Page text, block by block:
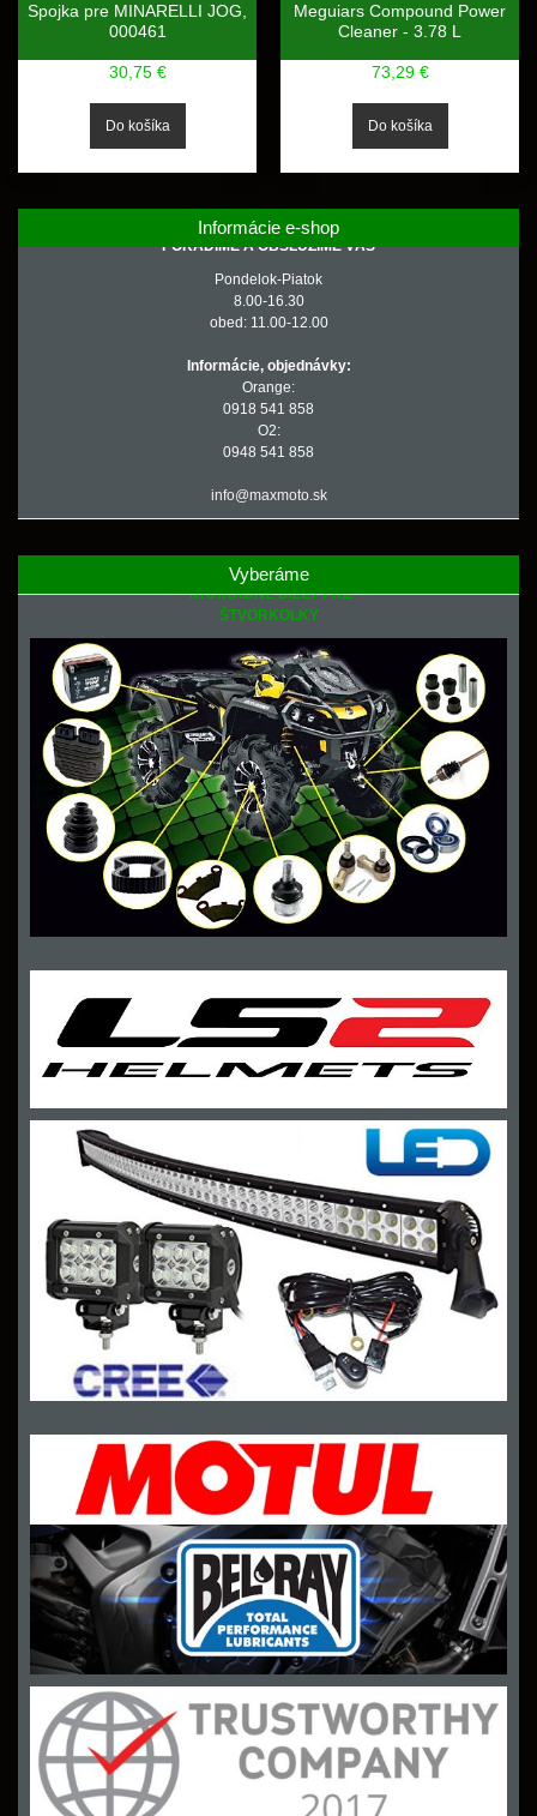
Spojka pre MINARELLI JOG,
000461
30,75 €
Meguiars Compound Power
Cleaner - 3.78 L
73,29 €
Informácie e-shop
PORADÍME A OBSLÚŽIME VÁS
Pondelok-Piatok
8.00-16.30
obed: 11.00-12.00
Informácie, objednávky:
Orange:
0918 541 858
O2:
0948 541 858
info@maxmoto.sk
Vyberáme
NÁHRADNÉ DIELY PRE
ŠTVORKOLKY